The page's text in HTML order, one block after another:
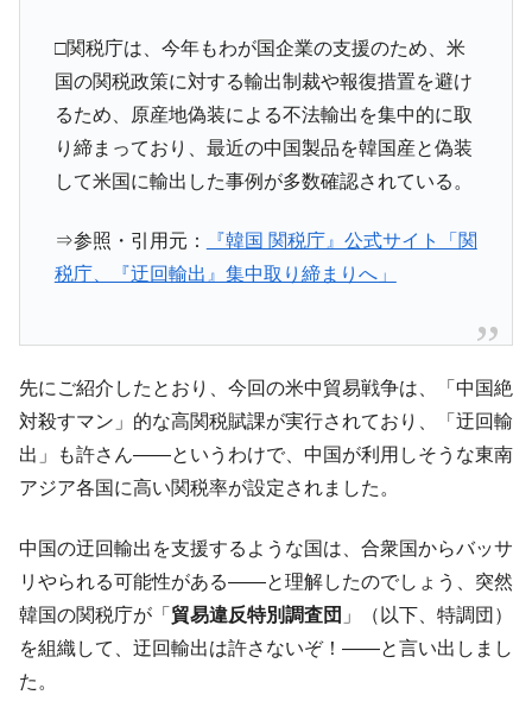
Fact1 奇跡の毛色「白毛馬」とは？
Fact1
全て勝つといくら？ 競馬GI競走で勝利騎手がもら
える賞金とは？
Fact1 平成仮面ライダーの意外すぎるモチーフとは？
Fact1
発表から2日で大崩壊、鳴かず飛ばずに終わりそう
Fact1
日本人マスターズ挑戦の歴史。松山以前に最高位
だった選手とは？
ている意外な選手とは？
Fact1 セレクトセールの高額取引馬が稼いだ金額とは？
□関税庁は、今年もわが国企業の支援のため、米
国の関税政策に対する輸出制裁や報復措置を避け
るため、原産地偽装による不法輸出を集中的に取
り締まっており、最近の中国製品を韓国産と偽装
して米国に輸出した事例が多数確認されている。
⇒参照・引用元：
『韓国 関税庁』公式サイト「関
税庁、『迂回輸出』集中取り締まりへ」
先にご紹介したとおり、今回の米中貿易戦争は、「中国絶
対殺すマン」的な高関税賦課が実行されており、「迂回輸
出」も許さん――というわけで、中国が利用しそうな東南
アジア各国に高い関税率が設定されました。
中国の迂回輸出を支援するような国は、合衆国からバッサ
リやられる可能性がある――と理解したのでしょう、突然
韓国の関税庁が「 貿易違反特別調査団 」（以下、特調団）
を組織して、迂回輸出は許さないぞ！――と言い出しまし
た。